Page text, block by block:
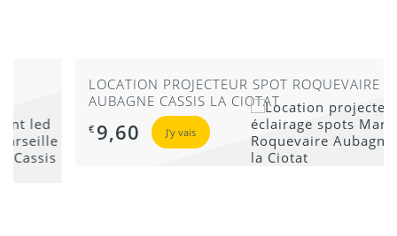
LOCATION PROJECTEUR SPOT ROQUEVAIRE
AUBAGNE CASSIS LA CIOTAT
€9,60 J'y vais